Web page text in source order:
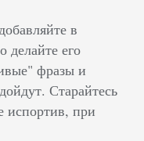
в
делайте его
фразы и
Старайтесь
испортив, при